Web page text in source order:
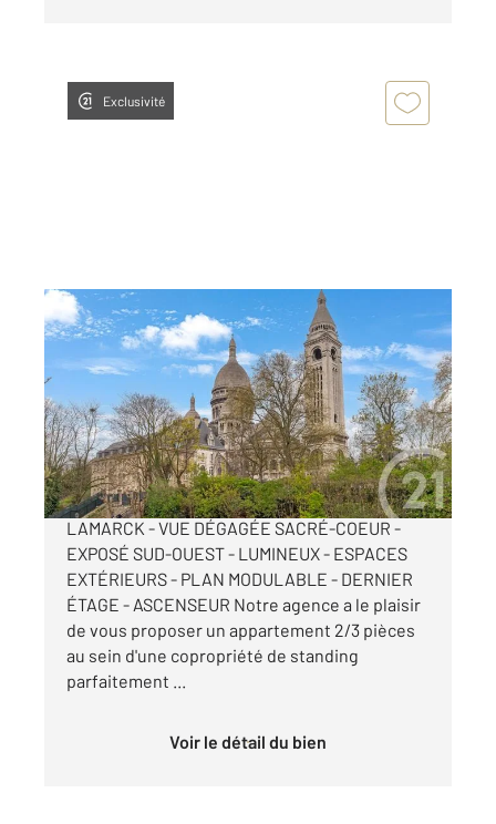
Exclusivité
PARIS 75018
55,52 m2, 2 pièces
Ref : 14034
Appartement 2/3 Pièces à vendre
830 000 €
PARIS XVIIIe - MONTMARTRE - HAUT RUE
LAMARCK - VUE DÉGAGÉE SACRÉ-COEUR -
EXPOSÉ SUD-OUEST - LUMINEUX - ESPACES
EXTÉRIEURS - PLAN MODULABLE - DERNIER
ÉTAGE - ASCENSEUR Notre agence a le plaisir
de vous proposer un appartement 2/3 pièces
au sein d'une copropriété de standing
parfaitement ...
Voir le détail du bien